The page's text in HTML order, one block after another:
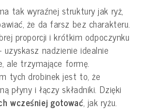
tak wyraźnej struktury jak ryż,
że da farsz bez charakteru.
proporcji i krótkim odpoczynku
nadzienie idealnie
ale trzymające formę.
tych drobinek jest to, że
płyny i łączy składniki. Dzięki
wcześniej gotować, jak ryżu.